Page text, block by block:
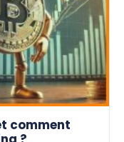
comment